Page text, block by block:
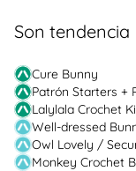
Son tendencia
Cure Bunny
Patrón Starters +
Lalylala Crochet
Well-dressed
Owl Lovely /
Monkey Crochet